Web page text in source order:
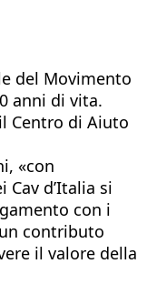
del Movimento
anni di vita.
Centro di Aiuto
«con
d’Italia si
con i
contributo
il valore della